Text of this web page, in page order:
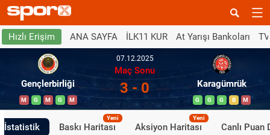
Hızlı Erişim ANA SAYFA İLK11 KUR At Yarışı Bankoları
Gençlerbirliği
M G M G M
07.12.2025
Maç Sonu
3 - 0 Karagümrük
G G G B M
İstatistik Baskı Haritası
Yeni
Aksiyon Haritası
Yeni
Canlı Puan